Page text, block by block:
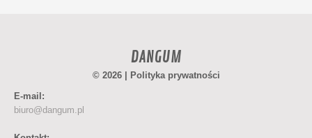
DANGUM
© 2026 |
Polityka prywatności
E-mail:
biuro@dangum.pl